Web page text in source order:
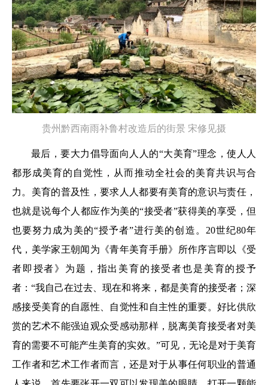
贵州黔西南雨补鲁村改造后的街景 宋修见摄
最后，要大力倡导面向人人的“大美育”理念，使人人
都形成美育的自觉性，从而推动全社会的美育共识与合
力。美育的普及性，要求人人都要有美育的意识与责任，
也就是说每个人都应作为美的“接受者”获得美的享受，但
也要努力成为美的“授予者”进行美的创造。20世纪80年
代，美学家王朝闻为《青年美育手册》所作序言即以《受
者即授者》为题，指出美育的接受者也是美育的授予
者：“我自己在过去、现在和将来，都是美育的接受者；深
感接受美育的自愿性、自觉性和自主性的重要。好比供欣
赏的艺术不能强迫观众受感动那样，脱离美育接受者对美
育的需要不可能产生美育的实效。”可见，无论是对于美育
工作者和艺术工作者而言，还是对于从事任何职业的普通